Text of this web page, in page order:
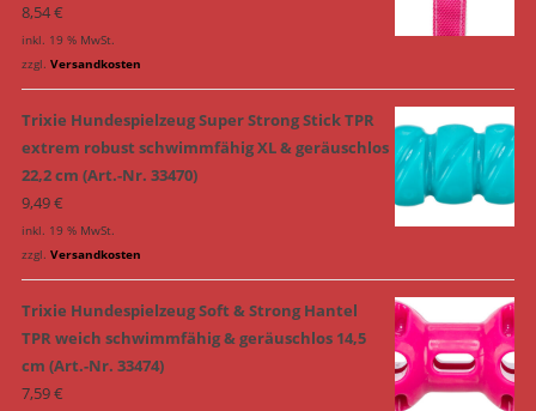
8,54€
inkl. 19 % MwSt.
zzgl. Versandkosten
Trixie Hundespielzeug Super Strong Stick TPR
extrem robust schwimmfähig XL & geräuschlos
22,2 cm (Art.-Nr. 33470)
9,49€
inkl. 19 % MwSt.
zzgl. Versandkosten
Trixie Hundespielzeug Soft & Strong Hantel
TPR weich schwimmfähig & geräuschlos 14,5
cm (Art.-Nr. 33474)
7,59€